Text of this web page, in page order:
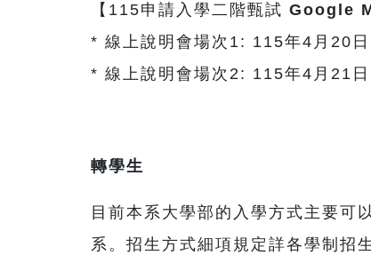
【115申請入學二階甄試 Google
* 線上說明會場次1: 115年4月20
* 線上說明會場次2: 115年4月21
轉學生
目前本系大學部的入學方式主要可
系。招生方式細項規定詳各學制招